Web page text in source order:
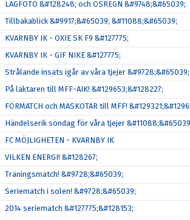
LAGFOTO &#128248; och ÖSREGN &#9748;&#65039;
Tillbakablick &#9917;&#65039; &#11088;&#65039;
KVARNBY IK - OXIE SK F9 &#127775;
KVARNBY IK - GIF NIKE &#127775;
Strålande insats igår av våra tjejer &#9728;&#65039;
På läktaren till MFF-AIK! &#129653;&#128227;
FÖRMATCH och MASKOTAR till MFF!
Händelserik söndag för våra tjejer
FC MÖJLIGHETEN - KVARNBY IK
VILKEN ENERGI! &#128267;
Träningsmatch! &#9728;&#65039;
Seriematch i solen! &#9728;&#65039;
2014 seriematch &#127775;&#128153;